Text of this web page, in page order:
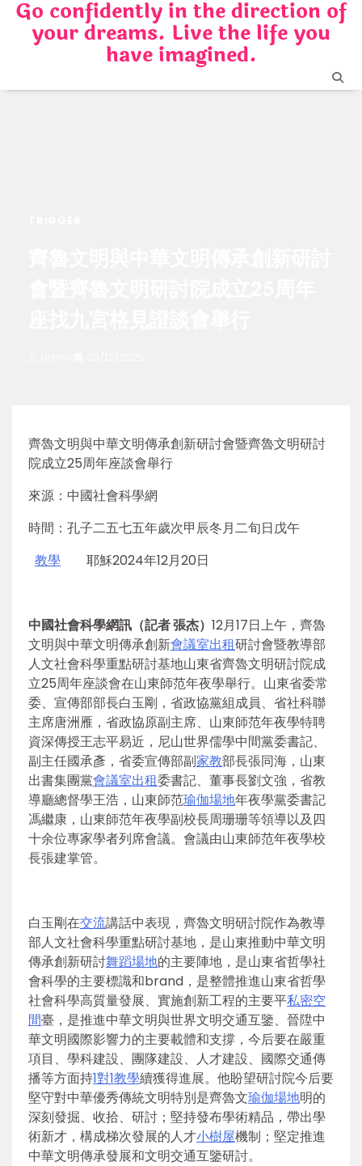
Skip
content
Go confidently in the direction of
your dreams. Live the life you
have imagined.
齊魯文明與中華文明傳承創新研討會暨齊魯文明研討
院成立25周年座談會舉行
來源：中國社會科學網
時間：孔子二五七五年歲次甲辰冬月二旬日戊午
教學 耶穌2024年12月20日
中國社會科學網訊（記者 張杰） 12月17日上午，齊魯
文明與中華文明傳承創新會議室出租研討會暨教導部
人文社會科學重點研討基地山東省齊魯文明研討院成
立25周年座談會在山東師范年夜學舉行。山東省委常
委、宣傳部部長白玉剛，省政協黨組成員、省社科聯
主席唐洲雁，省政協原副主席、山東師范年夜學特聘
資深傳授王志平易近，尼山世界儒學中間黨委書記、
副主任國承彥，省委宣傳部副家教部長張同海，山東
出書集團黨會議室出租委書記、董事長劉文強，省教
導廳總督學王浩，山東師范瑜伽場地年夜學黨委書記
馮繼康，山東師范年夜學副校長周珊珊等領導以及四
十余位專家學者列席會議。會議由山東師范年夜學校
長張建掌管。
白玉剛在交流講話中表現，齊魯文明研討院作為教導
部人文社會科學重點研討基地，是山東推動中華文明
傳承創新研討舞蹈場地的主要陣地，是山東省哲學社
會科學的主要標識和brand，是整體推進山東省哲學
社會科學高質量發展、實施創新工程的主要平私密空
間臺，是推進中華文明與世界文明交通互鑒、晉陞中
華文明國際影響力的主要載體和支撐，今后要在嚴重
項目、學科建設、團隊建設、人才建設、國際交通傳
播等方面持1對1教學續獲得進展。他盼望研討院今后要
堅守對中華優秀傳統文明特別是齊魯文瑜伽場地明的
深刻發掘、收拾、研討；堅持發布學術精品，帶出學
術新才，構成梯次發展的人才小樹屋機制；堅定推進
中華文明傳承發展和文明交通互鑒研討。